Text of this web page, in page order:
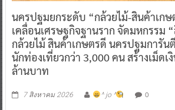
นครปฐมยกระดับ “กล้วยไม้-สินค้าเก
เคลื่อนเศรษฐกิจฐานราก จัดมหกรรม
กล้วยไม้ สินค้าเกษตรดี นครปฐมการัน
นักท่องเที่ยวกว่า 3,000 คน สร้างเม็ดเ
ล้านบาท
7 สิงหาคม 2026 ^ jo ^ 0